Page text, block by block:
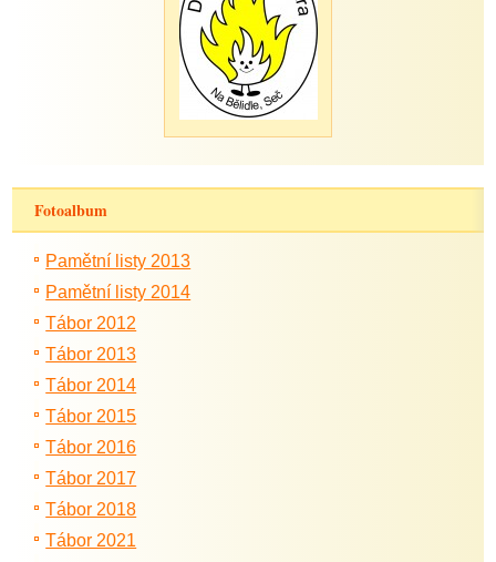
Fotoalbum
Pamětní listy 2013
Pamětní listy 2014
Tábor 2012
Tábor 2013
Tábor 2014
Tábor 2015
Tábor 2016
Tábor 2017
Tábor 2018
Tábor 2021